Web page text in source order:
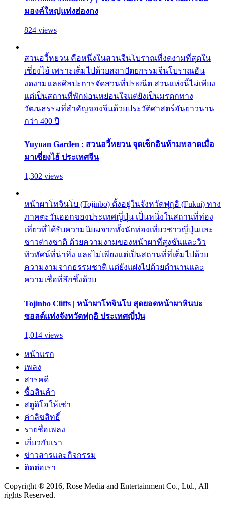
มองค์ใหญ่แห่งฮ่องกง
824 views
สวนอวี้หยวน คือหนึ่งในสวนจีนโบราณที่งดงามที่สุดใน
เซี่ยงไฮ้ เพราะเต็มไปด้วยสถาปัตยกรรมจีนโบราณอัน
งดงามและศิลปะการจัดสวนที่ประณีต สวนแห่งนี้ไม่เพียง
แต่เป็นสถานที่พักผ่อนหย่อนใจแต่ยังเป็นมรดกทาง
วัฒนธรรมที่สำคัญของจีนด้วยประวัติศาสตร์อันยาวนาน
กว่า 400 ปี
Yuyuan Garden : สวนอวี้หยวน จุดเช็กอินห้ามพลาดเมื่อ
มาเซี่ยงไฮ้ ประเทศจีน
1,302 views
หน้าผาโทจินโบ (Tojinbo) ตั้งอยู่ในจังหวัดฟุกุอิ (Fukui) ทาง
ภาคตะวันออกของประเทศญี่ปุ่น เป็นหนึ่งในสถานที่ท่อง
เที่ยวที่ได้รับความนิยมจากทั้งนักท่องเที่ยวชาวญี่ปุ่นและ
ชาวต่างชาติ ด้วยความงามของหน้าผาที่สูงชันและวิว
ทิวทัศน์ที่น่าทึ่ง และไม่เพียงแต่เป็นสถานที่ที่เต็มไปด้วย
ความงามจากธรรมชาติ แต่ยังแฝงไปด้วยตำนานและ
ความเชื่อที่ลึกซึ้งด้วย
Tojinbo Cliffs | หน้าผาโทจินโบ สุดยอดหน้าผาหินบะ
ซอลต์แห่งจังหวัดฟุกุอิ ประเทศญี่ปุ่น
1,014 views
หน้าแรก
เพลง
สารคดี
ซื้อสินค้า
สตูดิโอให้เช่า
ค่าลิขสิทธิ์
รายชื่อเพลง
เกี่ยวกับเรา
ข่าวสารและกิจกรรม
ติดต่อเรา
Copyright ® 2016, Rose Media and Entertainment Co., Ltd., All
rights Reserved.